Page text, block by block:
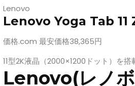
Lenovo
Lenovo Yoga Tab 11
価格.com 最安価格38,365円
11型2K液晶（2000×1200ドット）を
Lenovo(レノ